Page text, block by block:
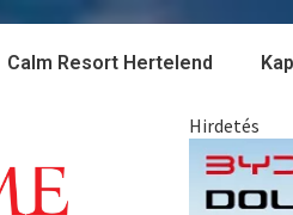
Calm Resort Hertelend
Hirdetés